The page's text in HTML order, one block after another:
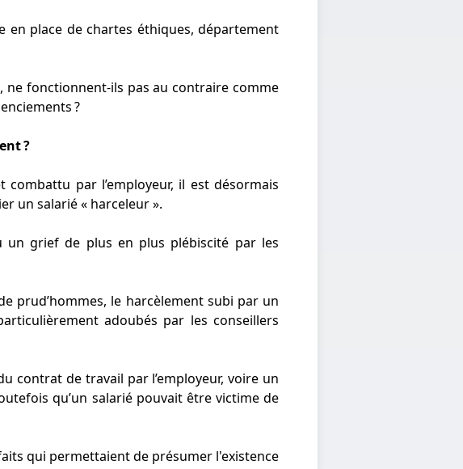
en place de chartes éthiques, département
ne fonctionnent-ils pas au contraire comme
?
?
par l’employeur, il est désormais
un salarié « harceleur ».
un grief de plus en plus plébiscité par les
prud’hommes, le harcèlement subi par un
adoubés par les conseillers
contrat de travail par l’employeur, voire un
qu’un salarié pouvait être victime de
qui permettaient de présumer l'existence